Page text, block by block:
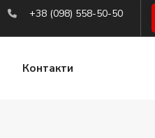
+38 (098) 558-50-50
Контакти